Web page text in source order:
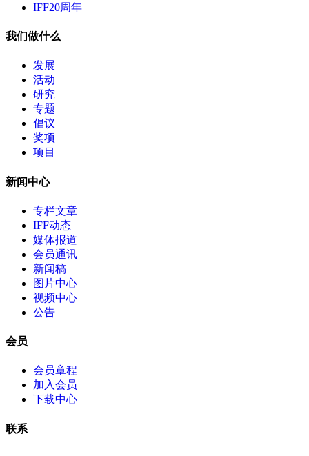
IFF20周年
我们做什么
发展
活动
研究
专题
倡议
奖项
项目
新闻中心
专栏文章
IFF动态
媒体报道
会员通讯
新闻稿
图片中心
视频中心
公告
会员
会员章程
加入会员
下载中心
联系